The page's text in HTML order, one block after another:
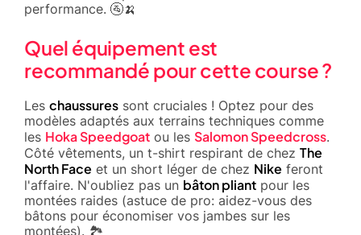
performance. 🚰🍌
Quel équipement est
recommandé pour cette course ?
Les chaussures sont cruciales ! Optez pour des
modèles adaptés aux terrains techniques comme
les Hoka Speedgoat ou les Salomon Speedcross.
Côté vêtements, un t-shirt respirant de chez The
North Face et un short léger de chez Nike feront
l'affaire. N'oubliez pas un bâton pliant pour les
montées raides (astuce de pro: aidez-vous des
bâtons pour économiser vos jambes sur les
montées). 🏞️